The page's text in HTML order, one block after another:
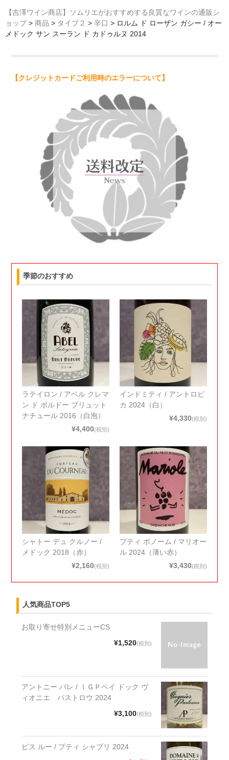
【吉澤ワイン商店】ソムリエがおすすめする良質なワインの通販シ
ョップ> 商品 > タイプ２ > 辛口 > ロルム ド ローザン ガシー / オー
メドック サン スーラン ド カドゥルヌ 2014
【クレジットカードご利用時のエラーについて】
季節のおすすめ
ラテイロン / アベル クレマ
ン ド ボルドー ブリュット
ナチュール 2016（白泡）
¥4,400(税別)
インドミティ / アントロピ
カ 2024（白）
¥4,330(税別)
シャトー デュ クルノー /
メドック 2018（赤）
¥2,160(税別)
プティ ボノーム / マリオー
ル 2024（薄い赤）
¥3,430(税別)
人気商品TOP5
お取り寄せ特別メニューCS
¥1,520(税別)
アントニー パレ / ＩＧＰペイ ドック ヴ
ィオニエ パストロウ 2024
¥3,100(税別)
ピス ルー / プティ シャブリ 2024